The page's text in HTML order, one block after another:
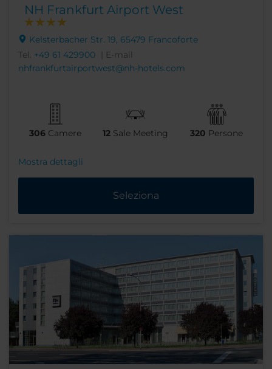
NH Frankfurt Airport West
Kelsterbacher Str. 19, 65479 Francoforte
Tel. +49 61 429900
| E-mail
nhfrankfurtairportwest@nh-hotels.com
306 Camere 12 Sale Meeting 320 Persone
Mostra dettagli
Seleziona